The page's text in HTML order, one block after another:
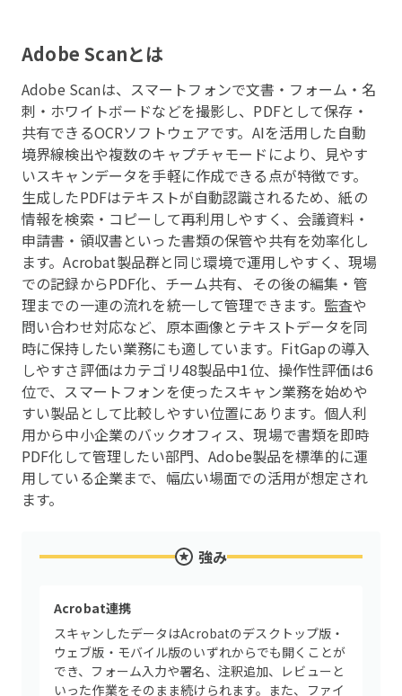
Adobe Scanとは
Adobe Scanは、スマートフォンで文書・フォーム・名
刺・ホワイトボードなどを撮影し、PDFとして保存・
共有できるOCRソフトウェアです。AIを活用した自動
境界線検出や複数のキャプチャモードにより、見やす
いスキャンデータを手軽に作成できる点が特徴です。
生成したPDFはテキストが自動認識されるため、紙の
情報を検索・コピーして再利用しやすく、会議資料・
申請書・領収書といった書類の保管や共有を効率化し
ます。Acrobat製品群と同じ環境で運用しやすく、現場
での記録からPDF化、チーム共有、その後の編集・管
理までの一連の流れを統一して管理できます。監査や
問い合わせ対応など、原本画像とテキストデータを同
時に保持したい業務にも適しています。FitGapの導入
しやすさ評価はカテゴリ48製品中1位、操作性評価は6
位で、スマートフォンを使ったスキャン業務を始めや
すい製品として比較しやすい位置にあります。個人利
用から中小企業のバックオフィス、現場で書類を即時
PDF化して管理したい部門、Adobe製品を標準的に運
用している企業まで、幅広い場面での活用が想定され
ます。
強み
Acrobat連携
スキャンしたデータはAcrobatのデスクトップ版・
ウェブ版・モバイル版のいずれからでも開くことが
でき、フォーム入力や署名、注釈追加、レビューと
いった作業をそのまま続けられます。また、ファイ